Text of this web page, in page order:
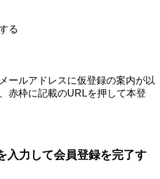
ールアドレスに仮登録の案内が以
赤枠に記載のURLを押して本登
入力して会員登録を完了す